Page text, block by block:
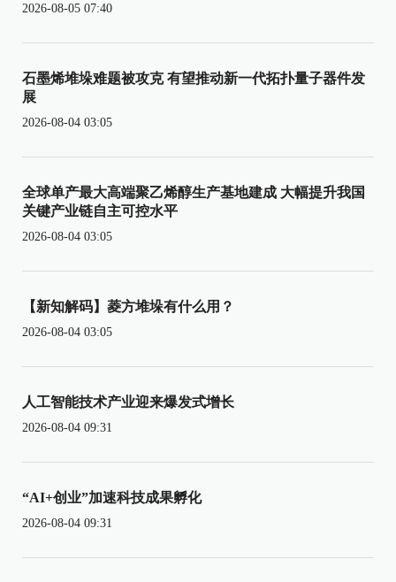
2026-08-05 07:40
石墨烯堆垛难题被攻克 有望推动新一代拓扑量子器件发
展
2026-08-04 03:05
全球单产最大高端聚乙烯醇生产基地建成 大幅提升我国
关键产业链自主可控水平
2026-08-04 03:05
【新知解码】菱方堆垛有什么用？
2026-08-04 03:05
人工智能技术产业迎来爆发式增长
2026-08-04 09:31
“AI+创业”加速科技成果孵化
2026-08-04 09:31